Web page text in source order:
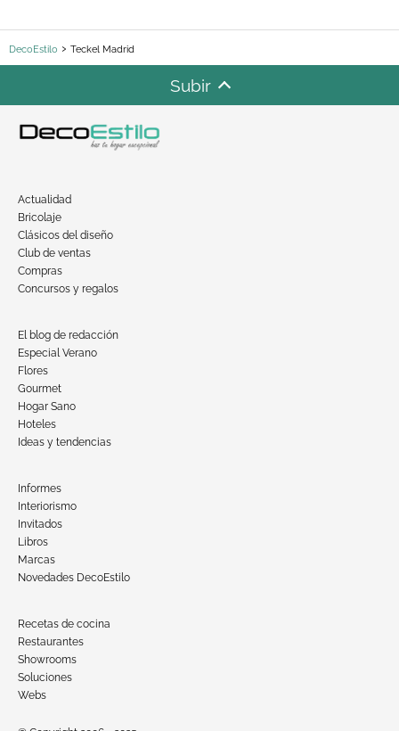
DecoEstilo Teckel Madrid
Subir
Actualidad
Bricolaje
Clásicos del diseño
Club de ventas
Compras
Concursos y regalos
El blog de redacción
Especial Verano
Flores
Gourmet
Hogar Sano
Hoteles
Ideas y tendencias
Informes
Interiorismo
Invitados
Libros
Marcas
Novedades DecoEstilo
Recetas de cocina
Restaurantes
Showrooms
Soluciones
Webs